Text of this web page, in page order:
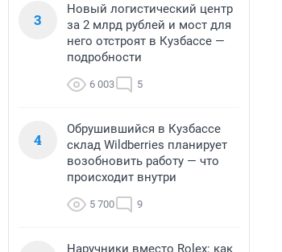
3
Новый логистический центр
за 2 млрд рублей и мост для
него отстроят в Кузбассе —
подробности
6 003 5
4
Обрушившийся в Кузбассе
склад Wildberries планирует
возобновить работу — что
происходит внутри
5 700 9
Наручники вместо Rolex: как